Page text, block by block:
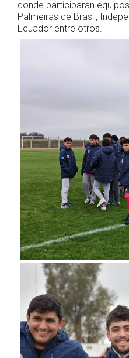
donde participaran
Palmeiras de Brasil,
Ecuador entre otros.